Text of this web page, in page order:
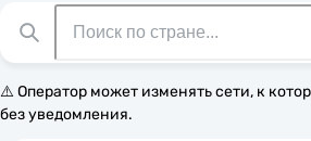
⚠️ Оператор может изменять сети, к
без уведомления.